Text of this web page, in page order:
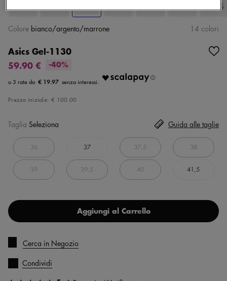
Asics Gel-1130
59.90 €
-40%
€ 19.97
Prezzo iniziale: € 100.00
Colore bianco/argento/marrone 14 colori
Taglia Seleziona
36 37 37,5 38
39 39,5 40 41,5
Guida alle taglie
Aggiungi al Carrello
Cerca in Negozio
Condividi